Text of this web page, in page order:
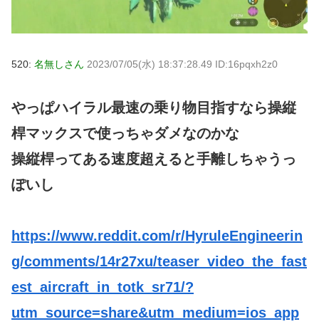
520: 名無しさん 2023/07/05(水) 18:37:28.49 ID:16pqxh2z0
やっぱハイラル最速の乗り物目指すなら操縦
桿マックスで使っちゃダメなのかな
操縦桿ってある速度超えると手離しちゃうっ
ぽいし
https://www.reddit.com/r/HyruleEngineerin
g/comments/14r27xu/teaser_video_the_fast
est_aircraft_in_totk_sr71/?
utm_source=share&utm_medium=ios_app